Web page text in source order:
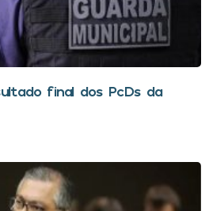
final dos PcDs da